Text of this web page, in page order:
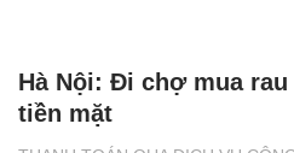
Hà Nội: Đi chợ mua
tiền mặt